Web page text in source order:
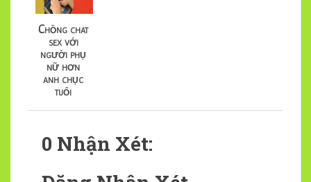
Chồng chat
sex với
người phụ
nữ hơn
anh chục
tuổi
0 Nhận Xét: